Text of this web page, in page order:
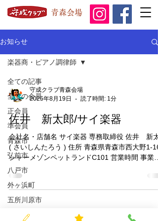
青森会場
お知らせ
全ての記事
全ての会員
正会員
準会員
青森市
弘前市
八戸市
外ヶ浜町
五所川原市
藤崎町
楽器商・ピアノ調律師
守成クラブ青森会場
2025年8月19日
読了時間: 1分
佐井 新太郎/サイ楽器
会社名・店舗名 サイ楽器 専務取締役 佐井 新太
( さいしんたろう ) 住所 青森県青森市西大野1-
シャーメゾンペットランドC101 営業時間 事業内
容 楽器商・ピアノ調律師 HP SNS TEL 080-
2241 mail...